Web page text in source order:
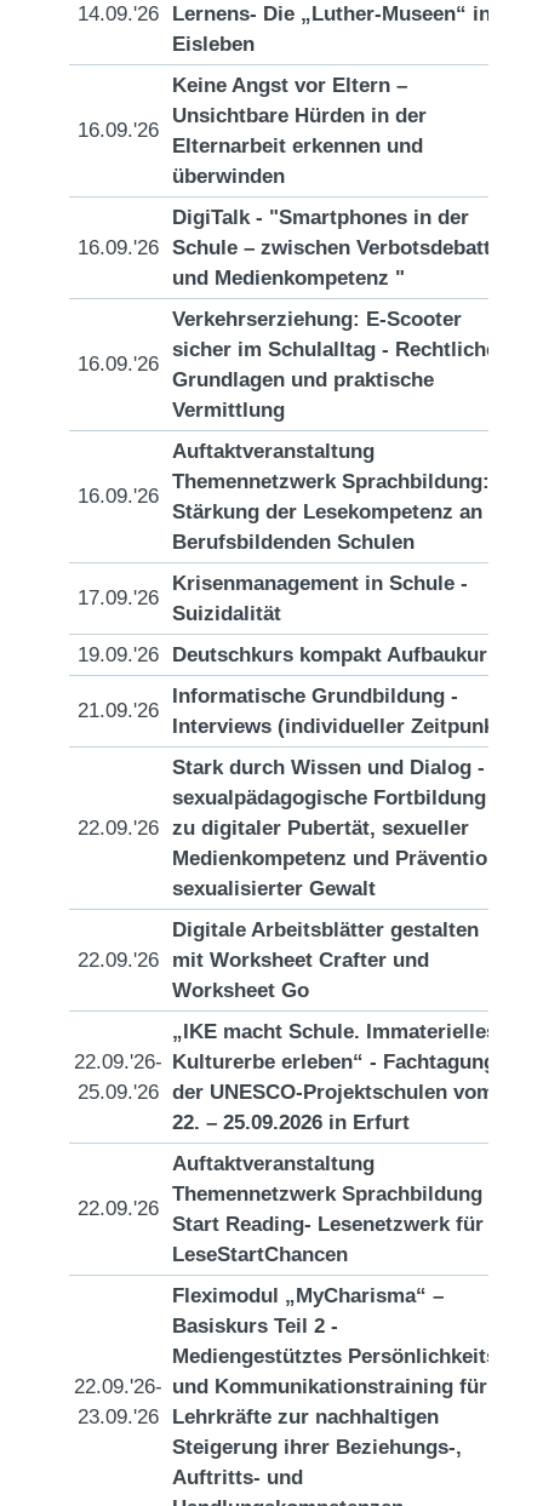
14.09.'26 Lernens- Die „Luther-Museen“ in
Eisleben
16.09.'26
Keine Angst vor Eltern –
Unsichtbare Hürden in der
Elternarbeit erkennen und
überwinden
16.09.'26
DigiTalk - "Smartphones in der
Schule – zwischen Verbotsdebatte
und Medienkompetenz "
16.09.'26
Verkehrserziehung: E-Scooter
sicher im Schulalltag - Rechtliche
Grundlagen und praktische
Vermittlung
16.09.'26
Auftaktveranstaltung
Themennetzwerk Sprachbildung:
Stärkung der Lesekompetenz an
Berufsbildenden Schulen
17.09.'26
Krisenmanagement in Schule -
Suizidalität
19.09.'26 Deutschkurs kompakt Aufbaukurs
21.09.'26
Informatische Grundbildung -
Interviews (individueller Zeitpunkt)
22.09.'26
Stark durch Wissen und Dialog -
sexualpädagogische Fortbildung
zu digitaler Pubertät, sexueller
Medienkompetenz und Prävention
sexualisierter Gewalt
22.09.'26
Digitale Arbeitsblätter gestalten
mit Worksheet Crafter und
Worksheet Go
22.09.'26-
25.09.'26
„IKE macht Schule. Immaterielles
Kulturerbe erleben“ - Fachtagung
der UNESCO-Projektschulen vom
22. – 25.09.2026 in Erfurt
22.09.'26
Auftaktveranstaltung
Themennetzwerk Sprachbildung
Start Reading- Lesenetzwerk für
LeseStartChancen
22.09.'26-
23.09.'26
Fleximodul „MyCharisma“ –
Basiskurs Teil 2 -
Mediengestütztes Persönlichkeits-
und Kommunikationstraining für
Lehrkräfte zur nachhaltigen
Steigerung ihrer Beziehungs-,
Auftritts- und